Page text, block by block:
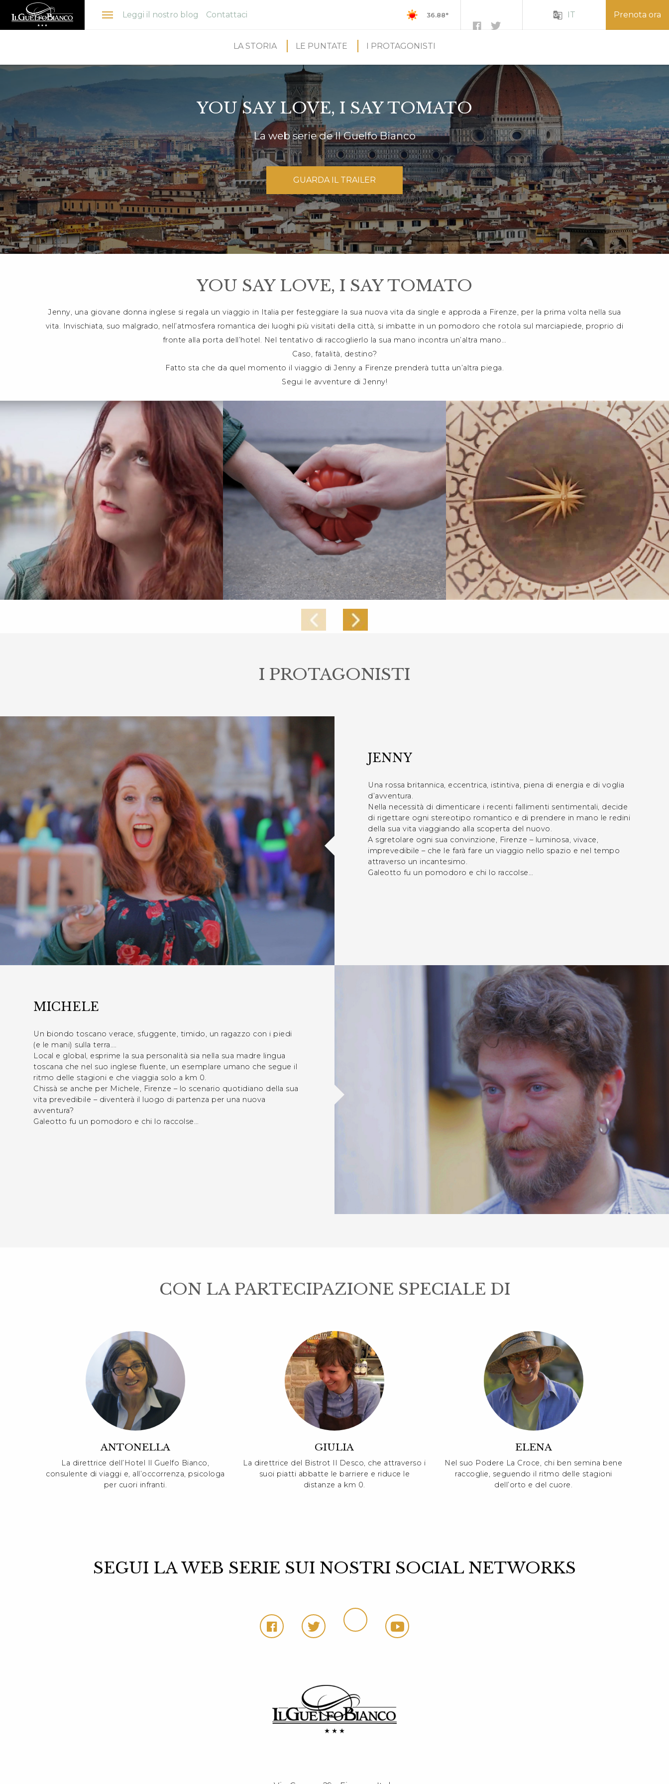
Leggi il nostro blog
Contattaci 36.88° g_translate IT Prenota ora
LA STORIA LE PUNTATE I PROTAGONISTI
YOU SAY LOVE, I SAY TOMATO
La web serie de Il Guelfo Bianco
GUARDA IL TRAILER
YOU SAY LOVE, I SAY TOMATO
Jenny, una giovane donna inglese si regala un viaggio in Italia per festeggiare la sua nuova vita da single e approda a Firenze, per la prima volta nella sua
vita. Invischiata, suo malgrado, nell’atmosfera romantica dei luoghi più visitati della città, si imbatte in un pomodoro che rotola sul marciapiede, proprio di
fronte alla porta dell’hotel. Nel tentativo di raccoglierlo la sua mano incontra un’altra mano…
Caso, fatalità, destino?
Fatto sta che da quel momento il viaggio di Jenny a Firenze prenderà tutta un’altra piega.
Segui le avventure di Jenny!
I PROTAGONISTI
JENNY
Una rossa britannica, eccentrica, istintiva, piena di energia e di voglia
d’avventura.
Nella necessità di dimenticare i recenti fallimenti sentimentali, decide
di rigettare ogni stereotipo romantico e di prendere in mano le redini
della sua vita viaggiando alla scoperta del nuovo.
A sgretolare ogni sua convinzione, Firenze – luminosa, vivace,
imprevedibile – che le farà fare un viaggio nello spazio e nel tempo
attraverso un incantesimo.
Galeotto fu un pomodoro e chi lo raccolse…
MICHELE
Un biondo toscano verace, sfuggente, timido, un ragazzo con i piedi
(e le mani) sulla terra….
Local e global, esprime la sua personalità sia nella sua madre lingua
toscana che nel suo inglese fluente, un esemplare umano che segue il
ritmo delle stagioni e che viaggia solo a km 0.
Chissà se anche per Michele, Firenze – lo scenario quotidiano della sua
vita prevedibile – diventerà il luogo di partenza per una nuova
avventura?
Galeotto fu un pomodoro e chi lo raccolse…
CON LA PARTECIPAZIONE SPECIALE DI
ANTONELLA
La direttrice dell’Hotel Il Guelfo Bianco,
consulente di viaggi e, all’occorrenza, psicologa
per cuori infranti.
GIULIA
La direttrice del Bistrot Il Desco, che attraverso i
suoi piatti abbatte le barriere e riduce le
distanze a km 0.
ELENA
Nel suo Podere La Croce, chi ben semina bene
raccoglie, seguendo il ritmo delle stagioni
dell’orto e del cuore.
SEGUI LA WEB SERIE SUI NOSTRI SOCIAL NETWORKS